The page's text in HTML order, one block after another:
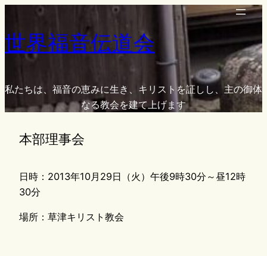
を
ッ
世界福音伝道会
私たちは、福音の恵みに生き、キリストを証しし、主の御体
なる教会を建て上げます
本部理事会
日時：2013年10月29日（火）午後9時30分～昼12時
30分
場所：草津キリスト教会